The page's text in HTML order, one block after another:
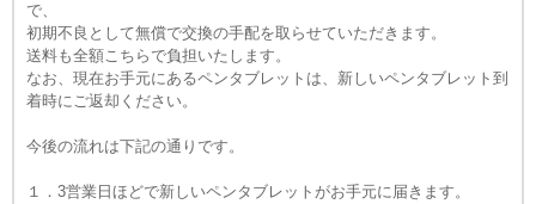
で、
初期不良として無償で交換の手配を取らせていただきます。
送料も全額こちらで負担いたします。
なお、現在お手元にあるペンタブレットは、新しいペンタブレット到
着時にご返却ください。
今後の流れは下記の通りです。
１．3営業日ほどで新しいペンタブレットがお手元に届きます。